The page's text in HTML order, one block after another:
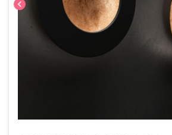
chevron_left